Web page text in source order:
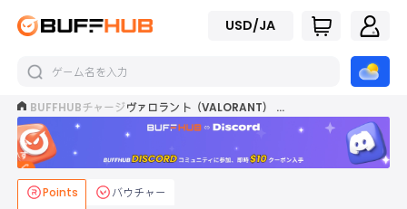
USD/JA
BUFFHUBチャージ ヴァロラント（VALORANT） チャージ
今
す
ぐ
参
加
Points バウチャー